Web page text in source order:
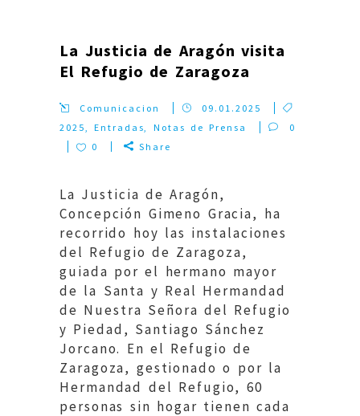
La Justicia de Aragón visita
El Refugio de Zaragoza
Comunicacion
09.01.2025
2025,Entradas, Notas de Prensa
0
0
Share
La Justicia de Aragón,
Concepción Gimeno Gracia, ha
recorrido hoy las instalaciones
del Refugio de Zaragoza,
guiada por el hermano mayor
de la Santa y Real Hermandad
de Nuestra Señora del Refugio
y Piedad, Santiago Sánchez
Jorcano. En el Refugio de
Zaragoza, gestionado o por la
Hermandad del Refugio, 60
personas sin hogar tienen cada